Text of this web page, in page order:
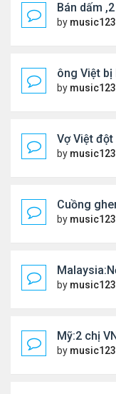
Bán dấm
by music123
ông Việt
by music123
Vợ Việt
by music123
Cuồng
by music123
by music123
Mỹ:2 chị
by music123